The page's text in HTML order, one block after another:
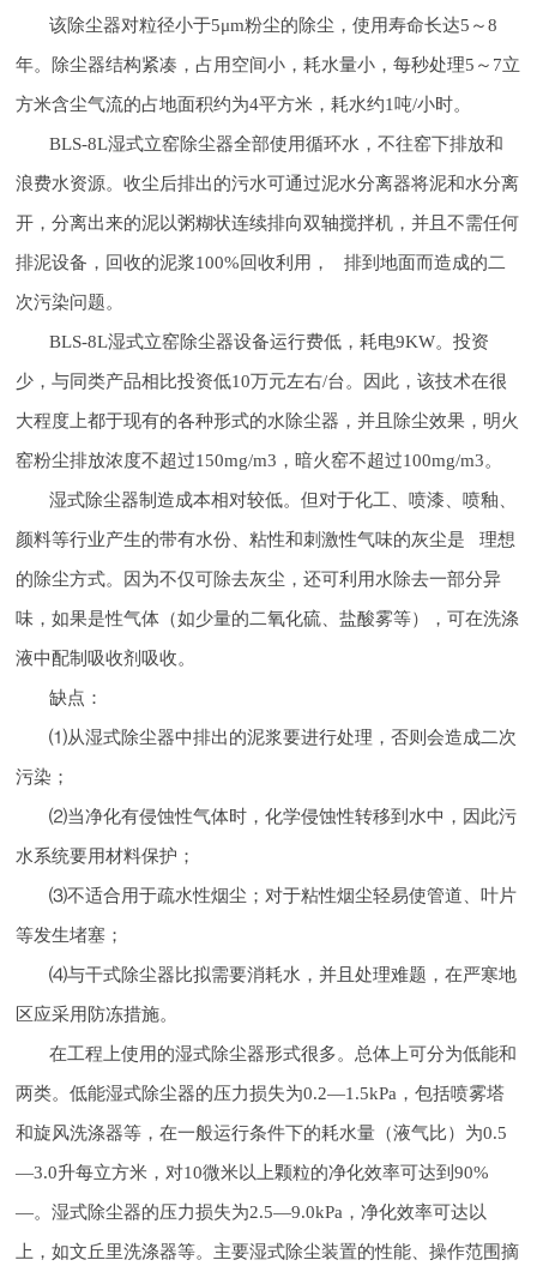
该除尘器对粒径小于5μm粉尘的除尘，使用寿命长达5～8
年。除尘器结构紧凑，占用空间小，耗水量小，每秒处理5～7立
方米含尘气流的占地面积约为4平方米，耗水约1吨/小时。
BLS-8L湿式立窑除尘器全部使用循环水，不往窑下排放和
浪费水资源。收尘后排出的污水可通过泥水分离器将泥和水分离
开，分离出来的泥以粥糊状连续排向双轴搅拌机，并且不需任何
排泥设备，回收的泥浆100%回收利用， 排到地面而造成的二
次污染问题。
BLS-8L湿式立窑除尘器设备运行费低，耗电9KW。投资
少，与同类产品相比投资低10万元左右/台。因此，该技术在很
大程度上都于现有的各种形式的水除尘器，并且除尘效果，明火
窑粉尘排放浓度不超过150mg/m3，暗火窑不超过100mg/m3。
湿式除尘器制造成本相对较低。但对于化工、喷漆、喷釉、
颜料等行业产生的带有水份、粘性和刺激性气味的灰尘是 理想
的除尘方式。因为不仅可除去灰尘，还可利用水除去一部分异
味，如果是性气体（如少量的二氧化硫、盐酸雾等），可在洗涤
液中配制吸收剂吸收。
缺点：
⑴从湿式除尘器中排出的泥浆要进行处理，否则会造成二次
污染；
⑵当净化有侵蚀性气体时，化学侵蚀性转移到水中，因此污
水系统要用材料保护；
⑶不适合用于疏水性烟尘；对于粘性烟尘轻易使管道、叶片
等发生堵塞；
⑷与干式除尘器比拟需要消耗水，并且处理难题，在严寒地
区应采用防冻措施。
在工程上使用的湿式除尘器形式很多。总体上可分为低能和
两类。低能湿式除尘器的压力损失为0.2—1.5kPa，包括喷雾塔
和旋风洗涤器等，在一般运行条件下的耗水量（液气比）为0.5
—3.0升每立方米，对10微米以上颗粒的净化效率可达到90%
—。湿式除尘器的压力损失为2.5—9.0kPa，净化效率可达以
上，如文丘里洗涤器等。主要湿式除尘装置的性能、操作范围摘